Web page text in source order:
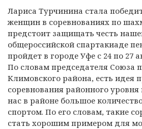
Лариса Турчинина стала
женщин в соревнованиях по
предстоит защищать честь
общероссийской спартакиаде
пройдет в городе Уфе с 24 по 27
По словам председателя Союза
Климовского района, есть идея
соревнования районного
нас в районе большое
спортом. По его словам, такие
стать хорошим примером для